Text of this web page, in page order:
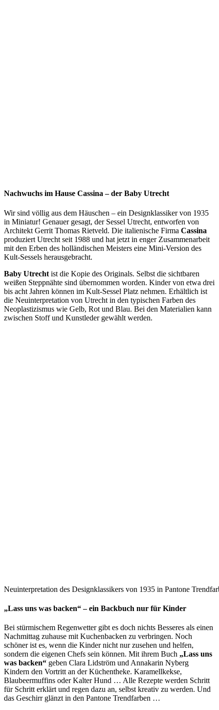
Nachwuchs im Hause Cassina – der Baby Utrecht
Wir sind völlig aus dem Häuschen – ein Designklassiker von 1935
in Miniatur! Genauer gesagt, der Sessel Utrecht, entworfen von
Architekt Gerrit Thomas Rietveld. Die italienische Firma Cassina
produziert Utrecht seit 1988 und hat jetzt in enger Zusammenarbeit
mit den Erben des holländischen Meisters eine Mini-Version des
Kult-Sessels herausgebracht.
Baby Utrecht ist die Kopie des Originals. Selbst die sichtbaren
weißen Steppnähte sind übernommen worden. Kinder von etwa drei
bis acht Jahren können im Kult-Sessel Platz nehmen. Erhältlich ist
die Neuinterpretation von Utrecht in den typischen Farben des
Neoplastizismus wie Gelb, Rot und Blau. Bei den Materialien kann
zwischen Stoff und Kunstleder gewählt werden.
Neuinterpretation des Designklassikers von 1935 in Pantone
„Lass uns was backen“ – ein Backbuch nur für Kinder
Bei stürmischem Regenwetter gibt es doch nichts Besseres als einen
Nachmittag zuhause mit Kuchenbacken zu verbringen. Noch
schöner ist es, wenn die Kinder nicht nur zusehen und helfen,
sondern die eigenen Chefs sein können. Mit ihrem Buch „Lass uns
was backen“ geben Clara Lidström und Annakarin Nyberg
Kindern den Vortritt an der Küchentheke. Karamellkekse,
Blaubeermuffins oder Kalter Hund … Alle Rezepte werden Schritt
für Schritt erklärt und regen dazu an, selbst kreativ zu werden. Und
das Geschirr glänzt in den Pantone Trendfarben …